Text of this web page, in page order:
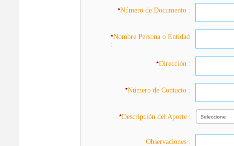
*Número de Documento :
*Nombre Persona o Entidad
:
*Dirección :
*Número de Contacto :
*Descripción del Aporte : Seleccione
Observaciones :